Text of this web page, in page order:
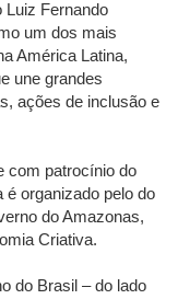
Luiz Fernando
um dos mais
América Latina,
une grandes
ações de inclusão e
com patrocínio do
é organizado pelo do
do Amazonas,
Criativa.
do Brasil – do lado